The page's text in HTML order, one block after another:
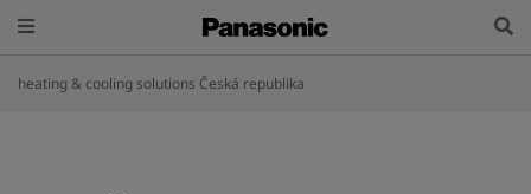
heating & cooling solutions Česká republika